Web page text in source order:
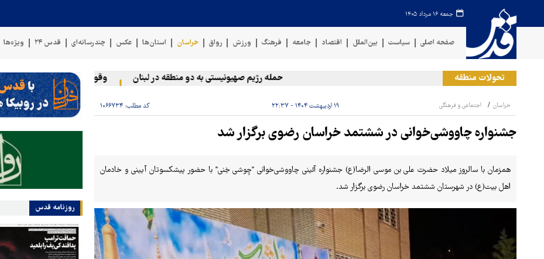
جمعه ۱۶ مرداد ۱۴۰۵
صفحه اصلی سیاست بین‌الملل اقتصاد جامعه فرهنگ ورزش رواق خراسان استان‌ها عکس چندرسانه‌ای قدس ۲۴ ویژه‌ها
تحولات منطقه حمله رژیم صهیونیستی به دو منطقه در لبنان وقوع حادثه دریایی در سواحل عمان
خراسان اجتماعی و فرهنگی ۱۹ اردیبهشت ۱۴۰۴ - ۲۲:۳۷ کد مطلب: ۱۰۶۶۷۳۴
جشنواره چاووشی‌خوانی در ششتمد خراسان رضوی برگزار شد
همزمان با سالروز میلاد حضرت علی بن موسی الرضا(ع) جشنواره آئینی چاووشی‌خوانی "چِوشی خِنی" با حضور پیشکسوتان آیینی و خادمان
اهل بیت(ع) در شهرستان ششتمد خراسان رضوی برگزار شد.
روزنامه قدس